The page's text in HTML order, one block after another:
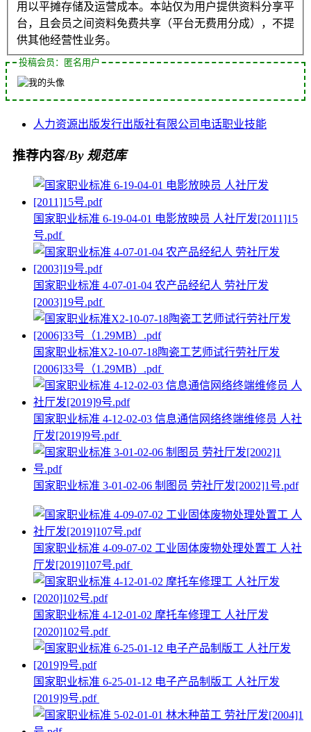
用以平摊存储及运营成本。本站仅为用户提供资料分享平
台，且会员之间资料免费共享（平台无费用分成），不提
供其他经营性业务。
投稿会员：匿名用户
人力资源出版发行出版社有限公司 电话职业技能
推荐内容/By 规范库
国家职业标准 6-19-04-01 电影放映员 人社厅发[2011]15
号.pdf
国家职业标准 4-07-01-04 农产品经纪人 劳社厅发
[2003]19号.pdf
国家职业标准X2-10-07-18陶瓷工艺师试行劳社厅发
[2006]33号（1.29MB）.pdf
国家职业标准 4-12-02-03 信息通信网络终端维修员 人社
厅发[2019]9号.pdf
国家职业标准 3-01-02-06 制图员 劳社厅发[2002]1号.pdf
国家职业标准 4-09-07-02 工业固体废物处理处置工 人社
厅发[2019]107号.pdf
国家职业标准 4-12-01-02 摩托车修理工 人社厅发
[2020]102号.pdf
国家职业标准 6-25-01-12 电子产品制版工 人社厅发
[2019]9号.pdf